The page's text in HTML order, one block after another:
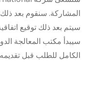
المشاركة. سنقوم بعد ذلك
سيتم بعد ذلك توقيع
الكامل للطلب قبل تقديمه